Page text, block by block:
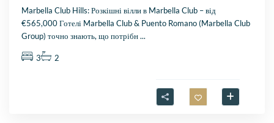
Marbella Club Hills: Розкішні вілли в Marbella Club – від
€565,000 Готелі Marbella Club & Puento Romano (Marbella Club
Group) точно знають, що потрібн...
3 2